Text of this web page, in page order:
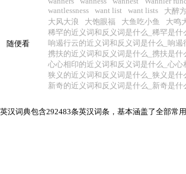
随便看
wantlessness
want list want lists 大醉
大风大浪
大饱眼福 大鱼吃小鱼 大鸣
稀罕的近义词和反义词是什么_稀罕是什
响遏行云的近义词和反义词是什么_响遏
携扶的近义词和反义词是什么_携扶是什
心心相印的近义词和反义词是什么_心心
狭义的近义词和反义词是什么_狭义是什
新奇的近义词和反义词是什么_新奇是什
英汉词典包含292483条英汉词条，基本涵盖了全部常